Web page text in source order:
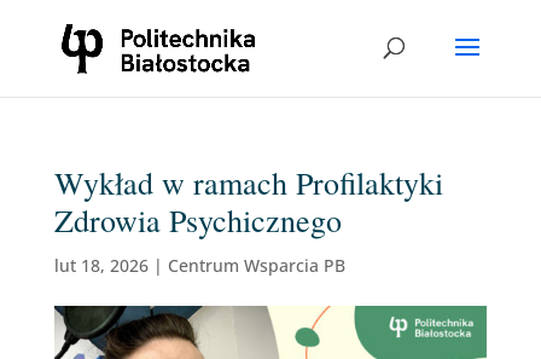
Wykład w ramach Profilaktyki
Zdrowia Psychicznego
lut 18, 2026| Centrum Wsparcia PB